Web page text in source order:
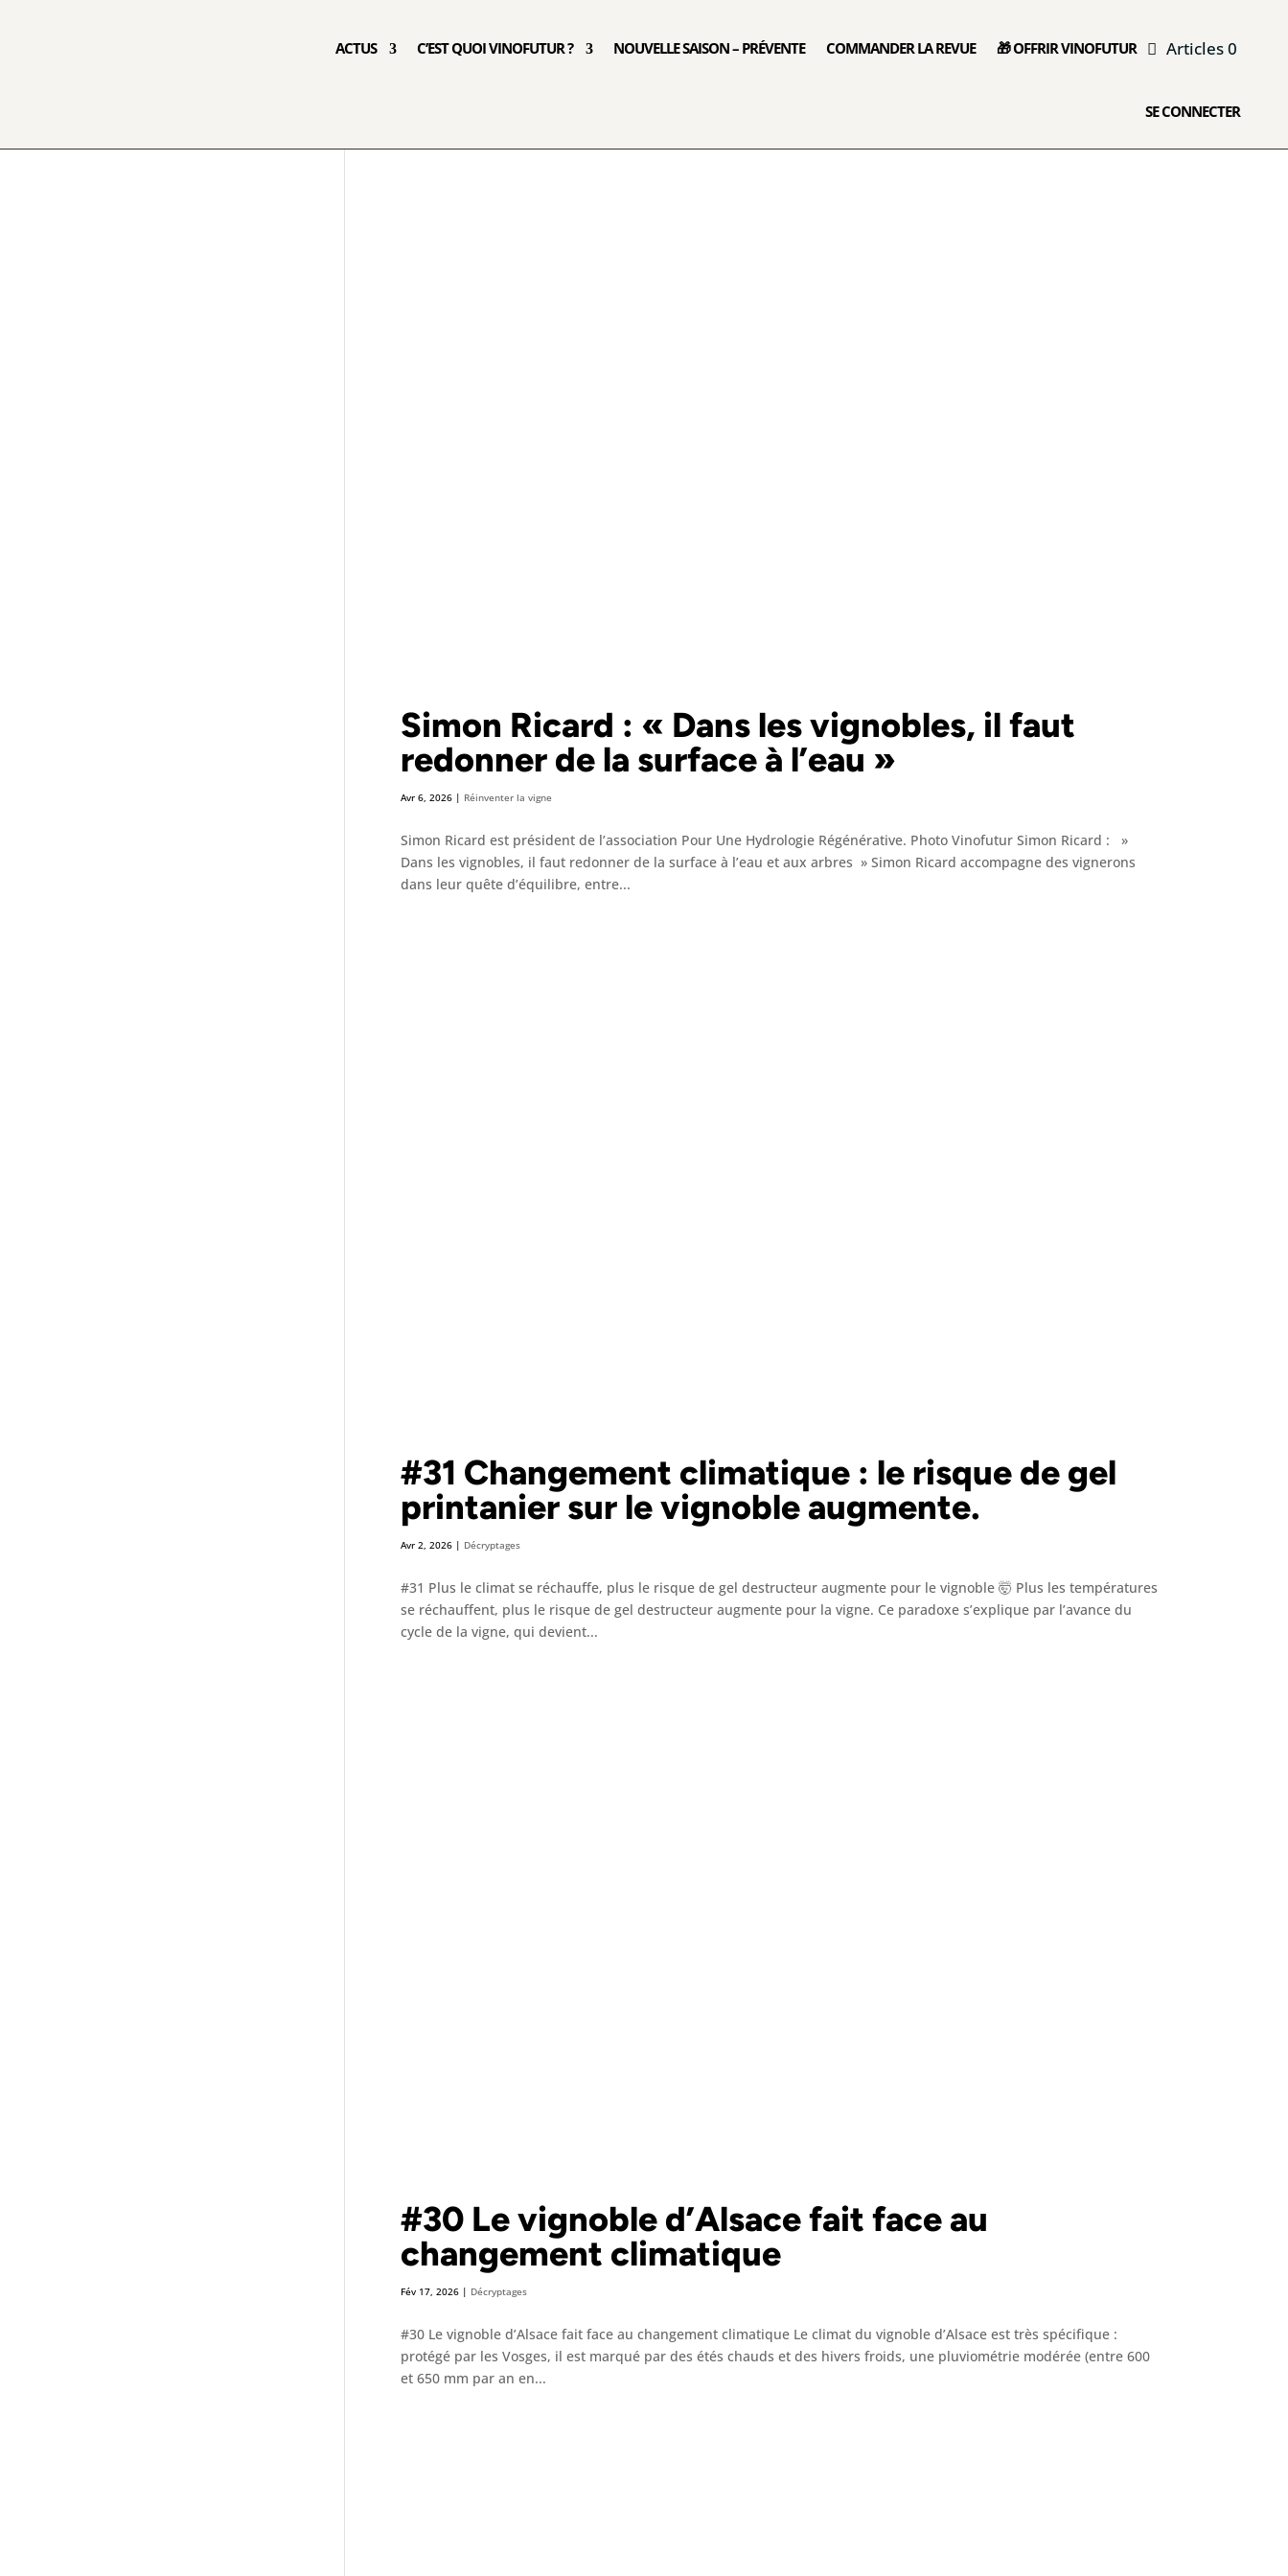
ACTUS C’EST QUOI VINOFUTUR ? NOUVELLE SAISON – PRÉVENTE COMMANDER LA REVUE 🎁 OFFRIR VINOFUTUR Articles 0
SE CONNECTER
Simon Ricard : « Dans les vignobles, il faut
redonner de la surface à l’eau »
Avr 6, 2026| Réinventer la vigne
Simon Ricard est président de l’association Pour Une Hydrologie Régénérative. Photo Vinofutur Simon Ricard : »
Dans les vignobles, il faut redonner de la surface à l’eau et aux arbres » Simon Ricard accompagne des vignerons
dans leur quête d’équilibre, entre...
#31 Changement climatique : le risque de gel
printanier sur le vignoble augmente.
Avr 2, 2026| Décryptages
#31 Plus le climat se réchauffe, plus le risque de gel destructeur augmente pour le vignoble 🤯 Plus les températures
se réchauffent, plus le risque de gel destructeur augmente pour la vigne. Ce paradoxe s’explique par l’avance du
cycle de la vigne, qui devient...
#30 Le vignoble d’Alsace fait face au
changement climatique
Fév 17, 2026| Décryptages
#30 Le vignoble d’Alsace fait face au changement climatique Le climat du vignoble d’Alsace est très spécifique :
protégé par les Vosges, il est marqué par des étés chauds et des hivers froids, une pluviométrie modérée (entre 600
et 650 mm par an en...